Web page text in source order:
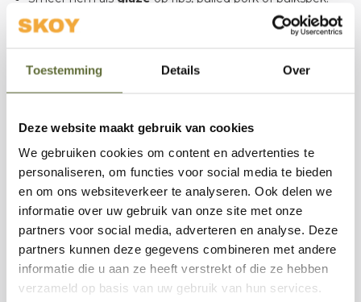
Toestemming Details Over
Deze website maakt gebruik van cookies
We gebruiken cookies om content en advertenties te
personaliseren, om functies voor social media te bieden
en om ons websiteverkeer te analyseren. Ook delen we
informatie over uw gebruik van onze site met onze
partners voor social media, adverteren en analyse. Deze
partners kunnen deze gegevens combineren met andere
informatie die u aan ze heeft verstrekt of die ze hebben
verzameld op basis van uw gebruik van hun services.
De combinatie van zoete, hartige en pittige tonen
maakt deze saus breed inzetbaar bij varkensvlees, kip,
rundvlees, vis en zelfs bij creatieve toepassingen zoals
taco’s of gegrilde groenten.
Gemaakt vanuit BBQ‑expertise
Net als de klassieke Braai Red Sauce is de Sweet & Spicy